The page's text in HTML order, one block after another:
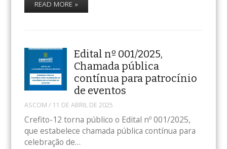
READ MORE »
Edital nº 001/2025,
Chamada pública
contínua para patrocínio
de eventos
ASCOM / 11 DE ABRIL DE 2025
Crefito-12 torna público o Edital nº 001/2025,
que estabelece chamada pública contínua para
celebração de…